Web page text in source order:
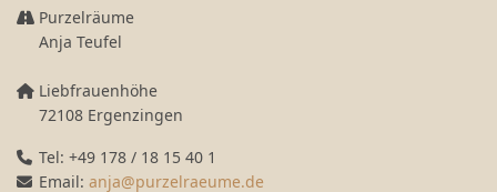
Purzelräume
Anja Teufel
Liebfrauenhöhe
72108 Ergenzingen
Tel: +49 178 / 18 15 40 1
Email: anja@purzelraeume.de